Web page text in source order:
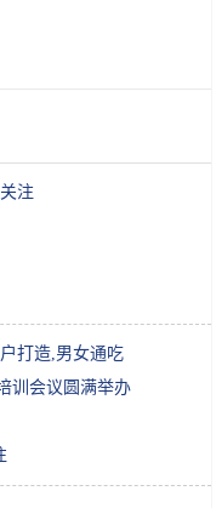
注
打造,男女通吃
训会议圆满举办